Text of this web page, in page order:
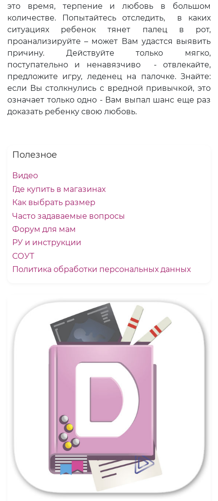
это время, терпение и любовь в большом
количестве. Попытайтесь отследить, в каких
ситуациях ребенок тянет палец в рот,
проанализируйте – может Вам удастся выявить
причину. Действуйте только мягко,
поступательно и ненавязчиво - отвлекайте,
предложите игру, леденец на палочке. Знайте:
если Вы столкнулись с вредной привычкой, это
означает только одно - Вам выпал шанс еще раз
доказать ребенку свою любовь.
Полезное
Видео
Где купить в магазинах
Как выбрать размер
Часто задаваемые вопросы
Форум для мам
РУ и инструкции
СОУТ
Политика обработки персональных данных